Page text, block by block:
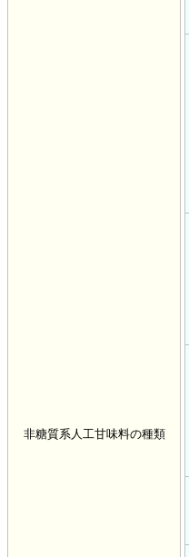
非糖質系人工甘味料の種類